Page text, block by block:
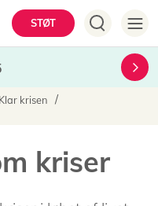
STØT
krisen
kriser